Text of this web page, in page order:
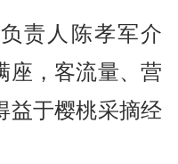
责人陈孝军介
， 客流量、营
益于樱桃采摘经